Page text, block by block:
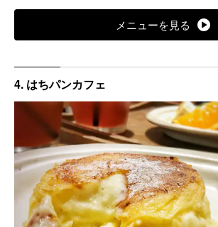
メニューを見る
4. はちパンカフェ